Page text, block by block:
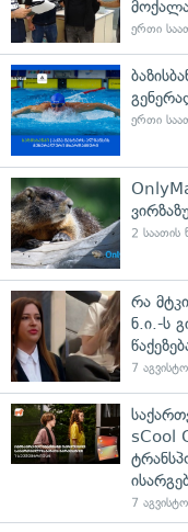
ერთი
ერთი
2 საათის
რა
ნ.ი.-ს
7
sCool
7